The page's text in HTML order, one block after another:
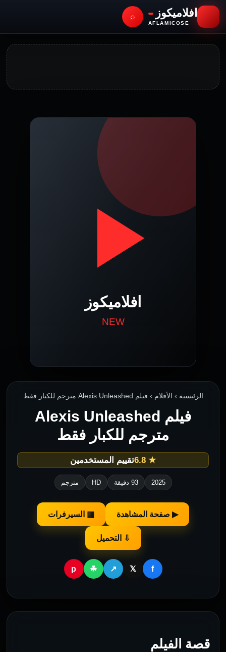
افلاميكوز
AFLAMICOSE
⌕
الرئيسية › الأفلام › فيلم Alexis Unleashed مترجم للكبار فقط
فيلم Alexis Unleashed
مترجم للكبار فقط
★ 6.8 تقييم المستخدمين
2025 93 دقيقة HD مترجم
▶ صفحة المشاهدة ▦ السيرفرات
⇩ التحميل
f
𝕏
↗
☘
p
قصة الفيلم